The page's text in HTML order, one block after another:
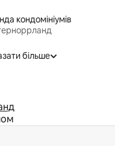
кондомініумів
більше